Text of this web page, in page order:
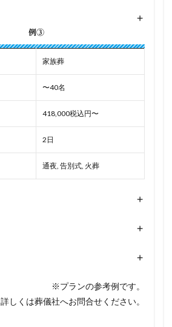
+
例③
家族葬
〜40名
418,000税込円〜
2日
通夜, 告別式, 火葬
+
+
+
※プランの参考例です。
詳しくは葬儀社へお問合せください。